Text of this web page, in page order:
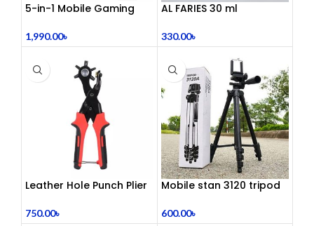
5-in-1 Mobile Gaming
1,990.00৳
AL FARIES 30 ml
330.00৳
Leather Hole Punch Plier
750.00৳
Mobile stan 3120 tripod
600.00৳